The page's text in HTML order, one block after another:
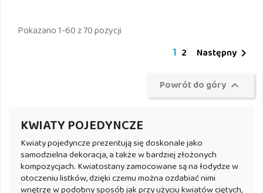
Pokazano 1-60 z 70 pozycji
1 2 Następny 
Powrót do góry 
KWIATY POJEDYNCZE
Kwiaty pojedyncze prezentują się doskonale jako
samodzielna dekoracja, a także w bardziej złożonych
kompozycjach. Kwiatostany zamocowane są na łodydze w
otoczeniu listków, dzięki czemu można ozdabiać nimi